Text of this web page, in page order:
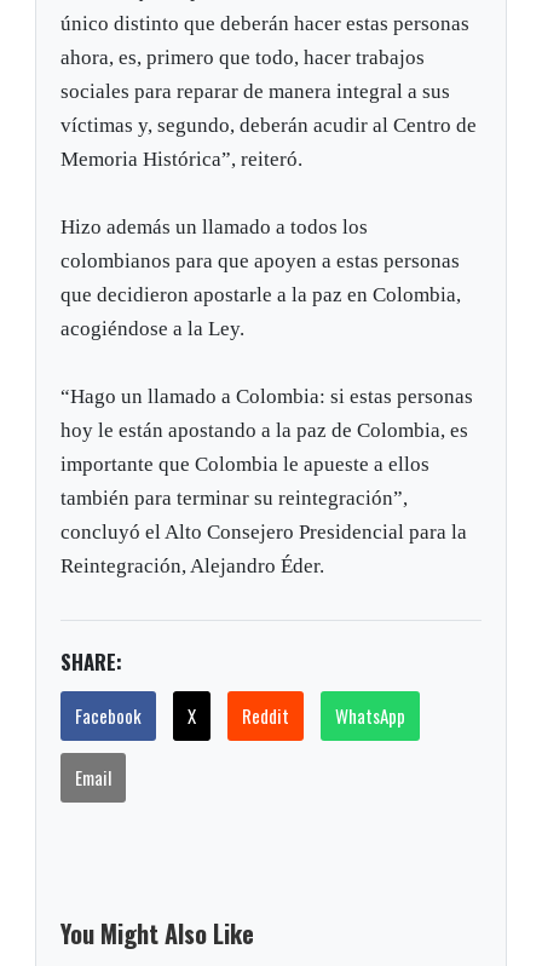
único distinto que deberán hacer estas personas
ahora, es, primero que todo, hacer trabajos
sociales para reparar de manera integral a sus
víctimas y, segundo, deberán acudir al Centro de
Memoria Histórica”, reiteró.
Hizo además un llamado a todos los
colombianos para que apoyen a estas personas
que decidieron apostarle a la paz en Colombia,
acogiéndose a la Ley.
“Hago un llamado a Colombia: si estas personas
hoy le están apostando a la paz de Colombia, es
importante que Colombia le apueste a ellos
también para terminar su reintegración”,
concluyó el Alto Consejero Presidencial para la
Reintegración, Alejandro Éder.
SHARE:
Facebook X Reddit WhatsApp
Email
You Might Also Like